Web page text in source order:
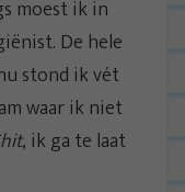
moest ik in
De hele
stond ik vét
waar ik niet
, ik ga te laat